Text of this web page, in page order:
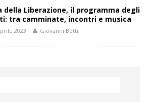
della Liberazione, il programma degli
tra camminate, incontri e musica
2023 Giovanni Botti